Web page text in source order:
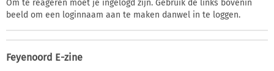
Om te reageren moet je ingelogd zijn. Gebruik de links bovenin
beeld om een loginnaam aan te maken danwel in te loggen.
Feyenoord E-zine